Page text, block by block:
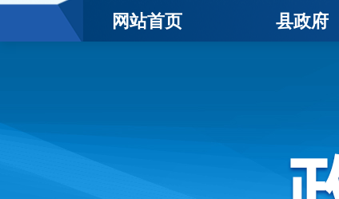
网站首页 县政府